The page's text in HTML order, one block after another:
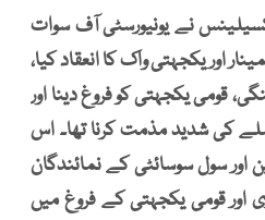
نے یونیورسٹی آف سوات
اور یکجہتی واک کا انعقاد کیا،
قومی یکجہتی کو فروغ دینا اور
کی شدید مذمت کرنا تھا۔ اس
اور سول سوسائٹی کے نمائندگان
اور قومی یکجہتی کے فروغ میں